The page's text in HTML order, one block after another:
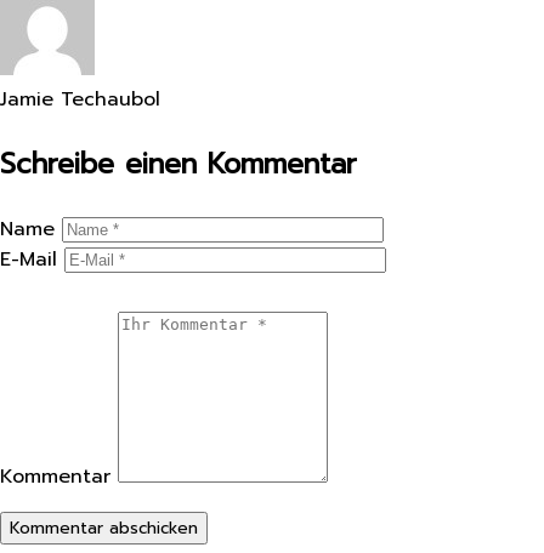
Jamie Techaubol
Schreibe einen Kommentar
Name
E-Mail
Kommentar
Kommentar abschicken